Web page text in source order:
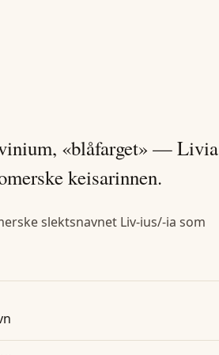
«blåfarget» — Livia
keisarinnen.
slektsnavnet Liv-ius/-ia som